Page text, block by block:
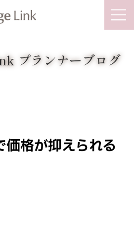
プランナーブログ
価格が抑えられる